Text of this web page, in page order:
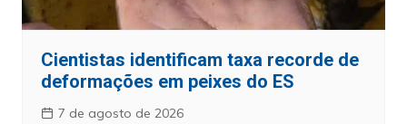
Cientistas identificam taxa recorde de
deformações em peixes do ES
7 de agosto de 2026